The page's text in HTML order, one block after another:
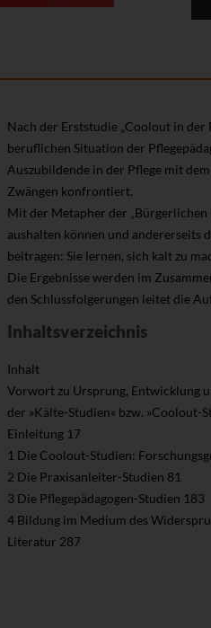
Nach der Erststudie „Coolout in
beruflichen Situation der
Auszubildende in der Pflege mit
Zwängen konfrontiert.
Mit der Metapher der
aushalten können und
beitragen: Sie lernen, sich kalt zu
Die Ergebnisse werden im
den Schlussfolgerungen leitet die
Inhaltsverzeichnis
Inhalt
Vorwort zu Ursprung, Entwicklung
der »Kälte-Studien« bzw. »Coolout-
Einleitung 17
1 Die Coolout-Studien:
2 Die Praxisanleiter-Studien 81
3 Die Pflegepädagogen-Studien 183
4 Bildung im Medium des
Literatur 287